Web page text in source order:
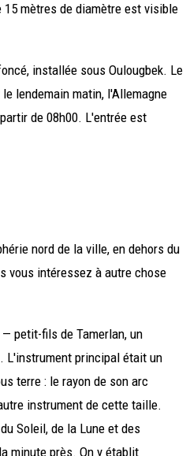
mètres de diamètre est visible
installée sous Oulougbek. Le
lendemain matin, l'Allemagne
de 08h00. L'entrée est
nord de la ville, en dehors du
vous intéressez à autre chose
petit-fils de Tamerlan, un
L'instrument principal était un
terre : le rayon de son arc
instrument de cette taille.
Soleil, de la Lune et des
minute près. On y établit